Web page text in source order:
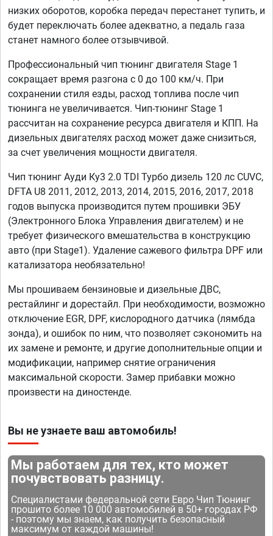
низких оборотов, коробка передач перестанет тупить, и
будет переключать более адекватно, а педаль газа
станет намного более отзывчивой.
Профессиональный чип тюнинг двигателя Stage 1
сокращает время разгона с 0 до 100 км/ч. При
сохранении стиля езды, расход топлива после чип
тюнинга не увеличивается. Чип-тюнинг Stage 1
рассчитан на сохранение ресурса двигателя и КПП. На
дизельных двигателях расход может даже снизиться,
за счет увеличения мощности двигателя.
Чип тюнинг Ауди Ку3 2.0 TDI Турбо дизель 120 лс CUVC,
DFTA U8 2011, 2012, 2013, 2014, 2015, 2016, 2017, 2018
годов выпуска производится путем прошивки ЭБУ
(Электронного Блока Управления двигателем) и не
требует физического вмешательства в конструкцию
авто (при Stage1). Удаление сажевого фильтра DPF или
катализатора необязательно!
Мы прошиваем бензиновые и дизельные ДВС,
рестайлинг и дорестайл. При необходимости, возможно
отключение EGR, DPF, кислородного датчика (лямбда
зонда), и ошибок по ним, что позволяет сэкономить на
их замене и ремонте, и другие дополнительные опции и
модификации, например снятие ограничения
максимальной скорости. Замер прибавки можно
произвести на диностенде.
Вы не узнаете ваш автомобиль!
Мы работаем для тех, кто может
почувствовать разницу.
Специалистами федеральной сети Евро Чип Тюнинг
прошито более 10 000 автомобилей в 50+ городах РФ
- поэтому мы знаем, как получить безопасный
максимум от каждой машины!